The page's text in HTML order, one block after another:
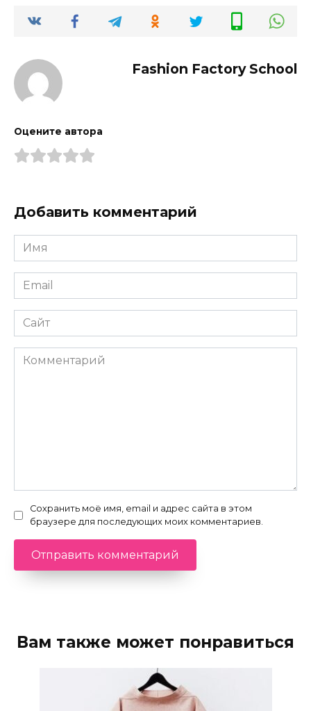
Fashion Factory School
Оцените автора
Добавить комментарий
Имя
*
Email
*
Сайт
Комментарий
Сохранить моё имя, email и адрес сайта в этом
браузере для последующих моих комментариев.
Вам также может понравиться